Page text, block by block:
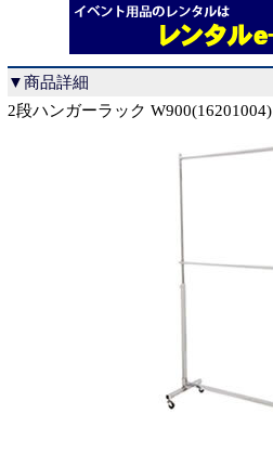
▼商品詳細
2段ハンガーラック W900(16201004)